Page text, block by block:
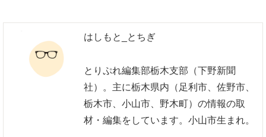
はしもと_とちぎ
とりぷれ編集部栃木支部（下野新聞
社）。主に栃木県内（足利市、佐野市、
栃木市、小山市、野木町）の情報の取
材・編集をしています。小山市生まれ。